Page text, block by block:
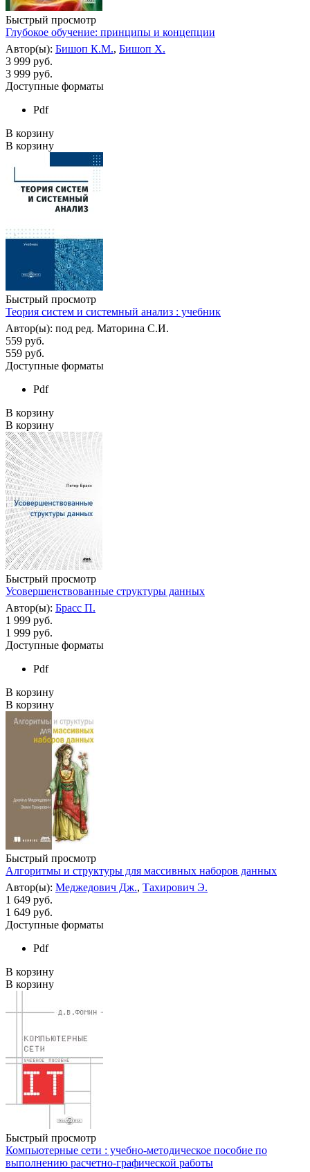
Быстрый просмотр
Глубокое обучение: принципы и концепции
Автор(ы): Бишоп К.М., Бишоп Х.
3 999 руб.
3 999 руб.
Доступные форматы
Pdf
В корзину
В корзину
Быстрый просмотр
Теория систем и системный анализ : учебник
Автор(ы): под ред. Маторина С.И.
559 руб.
559 руб.
Доступные форматы
Pdf
В корзину
В корзину
Быстрый просмотр
Усовершенствованные структуры данных
Автор(ы): Брасс П.
1 999 руб.
1 999 руб.
Доступные форматы
Pdf
В корзину
В корзину
Быстрый просмотр
Алгоритмы и структуры для массивных наборов данных
Автор(ы): Меджедович Дж., Тахирович Э.
1 649 руб.
1 649 руб.
Доступные форматы
Pdf
В корзину
В корзину
Быстрый просмотр
Компьютерные сети : учебно-методическое пособие по
выполнению расчетно-графической работы